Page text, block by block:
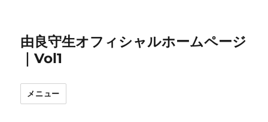
由良守生オフィシャルホームページ
｜Vol1
メニュー